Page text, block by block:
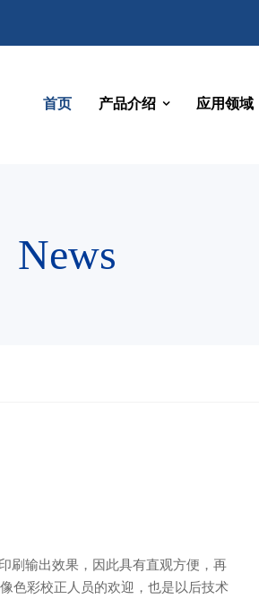
首页 产品介绍 应用领域
News
输出效果，因此具有直观方便，再
色彩校正人员的欢迎，也是以后技术